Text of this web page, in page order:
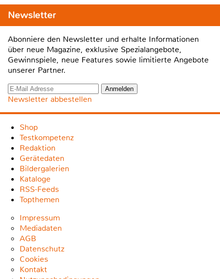
Newsletter
Abonniere den Newsletter und erhalte Informationen
über neue Magazine, exklusive Spezialangebote,
Gewinnspiele, neue Features sowie limitierte Angebote
unserer Partner.
Newsletter abbestellen
Shop
Testkompetenz
Redaktion
Gerätedaten
Bildergalerien
Kataloge
RSS-Feeds
Topthemen
Impressum
Mediadaten
AGB
Datenschutz
Cookies
Kontakt